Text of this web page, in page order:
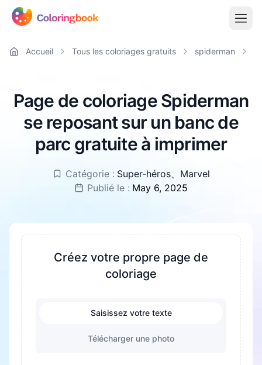
Accueil Tous les coloriages gratuits spiderman
Page de coloriage Spiderman
se reposant sur un banc de
parc gratuite à imprimer
Catégorie : Super-héros、 Marvel
Publié le : May 6, 2025
Créez votre propre page de
coloriage
Saisissez votre texte
Télécharger une photo